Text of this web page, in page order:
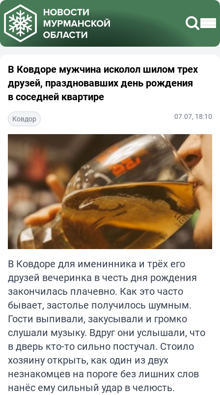
В Ковдоре мужчина исколол шилом трех
друзей, праздновавших день рождения
в соседней квартире
Ковдор 07.07, 18:10
В Ковдоре для именинника и трёх его
друзей вечеринка в честь дня рождения
закончилась плачевно. Как это часто
бывает, застолье получилось шумным.
Гости выпивали, закусывали и громко
слушали музыку. Вдруг они услышали, что
в дверь кто-то сильно постучал. Стоило
хозяину открыть, как один из двух
незнакомцев на пороге без лишних слов
нанёс ему сильный удар в челюсть.